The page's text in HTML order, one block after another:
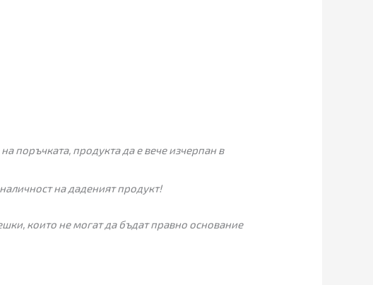
поръчката, продукта да е вече изчерпан в
на даденият продукт!
които не могат да бъдат правно основание